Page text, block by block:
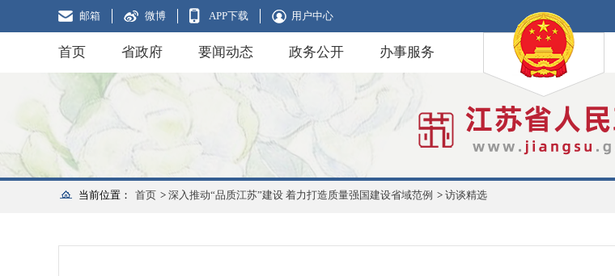
邮箱 微博 APP下载 用户中心
首页 省政府 要闻动态 政务公开 办事服务
当前位置： 首页 > 深入推动“品质江苏”建设 着力打造质量强国建设省域范例 > 访谈精选